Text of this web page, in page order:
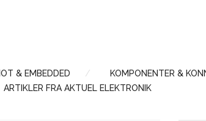
IOT & EMBEDDED KOMPONENTER &
ARTIKLER FRA AKTUEL ELEKTRONIK